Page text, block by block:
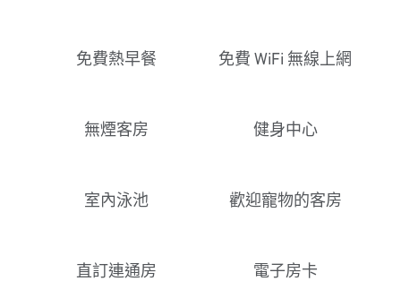
免費熱早餐 免費 WiFi 無線上網
無煙客房 健身中心
室內泳池 歡迎寵物的客房
直訂連通房 電子房卡